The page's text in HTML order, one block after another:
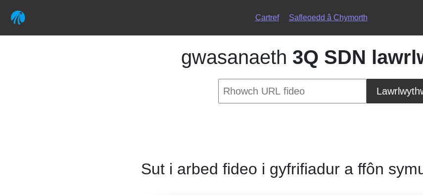
Cartref Safleoedd â Chymorth
gwasanaeth 3Q SDN
Sut i arbed fideo i gyfrifiadur a ffôn